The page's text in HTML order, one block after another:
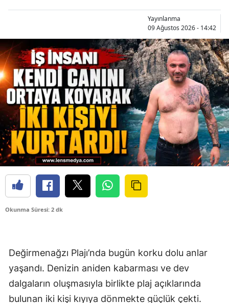
Yayınlanma
09 Ağustos 2026 - 14:42
Okunma Süresi: 2 dk
Değirmenağzı Plajı’nda bugün korku dolu anlar
yaşandı. Denizin aniden kabarması ve dev
dalgaların oluşmasıyla birlikte plaj açıklarında
bulunan iki kişi kıyıya dönmekte güçlük çekti.